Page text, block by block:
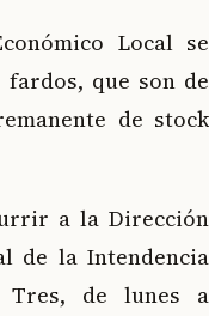
Local se
que son de
de stock
a la Dirección
de la Intendencia
Tres, de lunes a